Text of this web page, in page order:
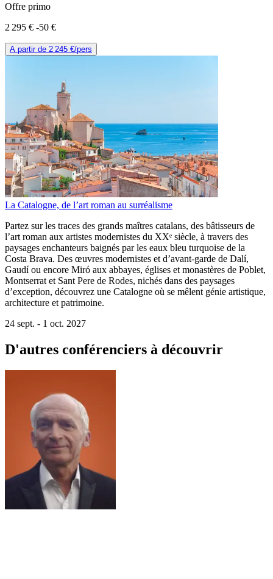
Offre primo
2 295 € -50 €
A partir de 2 245 €/pers
La Catalogne, de l’art roman au surréalisme
Partez sur les traces des grands maîtres catalans, des bâtisseurs de
l’art roman aux artistes modernistes du XXᵉ siècle, à travers des
paysages enchanteurs baignés par les eaux bleu turquoise de la
Costa Brava. Des œuvres modernistes et d’avant-garde de Dalí,
Gaudí ou encore Miró aux abbayes, églises et monastères de Poblet,
Montserrat et Sant Pere de Rodes, nichés dans des paysages
d’exception, découvrez une Catalogne où se mêlent génie artistique,
architecture et patrimoine.
24 sept. - 1 oct. 2027
D'autres conférenciers à découvrir